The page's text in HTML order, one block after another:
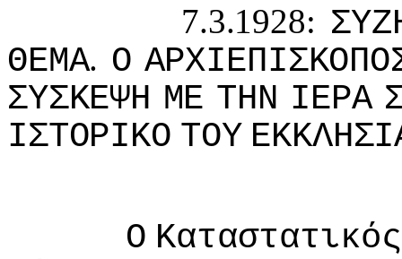
7.3.1928:
ΘΕΜΑ. Ο
ΣΥΣΚΕΨΗ ΜΕ ΤΗΝ IΕΡΑ
IΣΤΟΡIΚΟ ΤΟΥ
Ο Καταστατικός